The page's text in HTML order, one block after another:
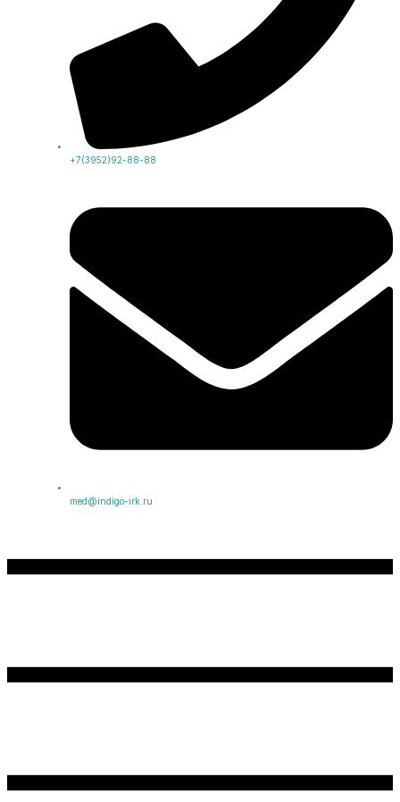
+7(3952)92-88-88
med@indigo-irk.ru